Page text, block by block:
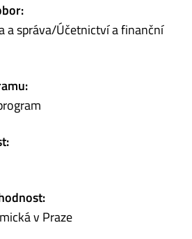
a správa/Účetnictví a finanční
v Praze